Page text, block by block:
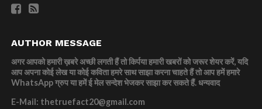
AUTHOR MESSAGE
अगर आपको हमारी ख़बरे अच्छी लगती हैं तो किर्पया हमारी खबरों को जरूर शेयर करें, यदि
आप अपना कोई लेख या कोई कविता हमरे साथ साझा करना चाहते हैं तो आप हमें हमारे
WhatsApp ग्रुप या हमें ई मेल सन्देश भेजकर साझा कर सकते हैं.धन्यवाद
E-Mail: thetruefact20@gmail.com